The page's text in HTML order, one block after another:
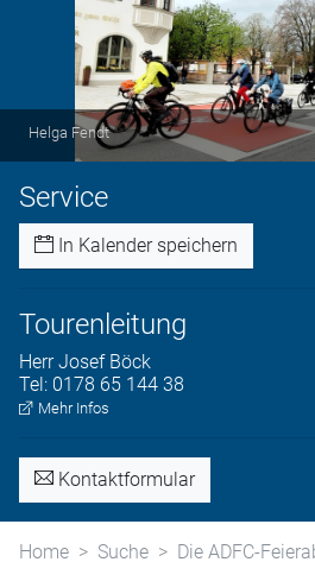
Helga Fendt
Service
In Kalender speichern
Tourenleitung
Herr Josef Böck
Tel: 0178 65 144 38
Mehr Infos
Kontaktformular
Home Suche Die ADFC-